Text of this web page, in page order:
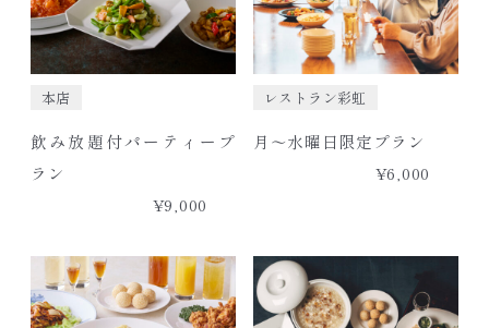
本店
飲み放題付パーティープ
ラン
¥9,000
レストラン彩虹
月～水曜日限定プラン
¥6,000